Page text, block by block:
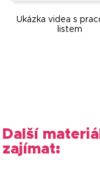
Ukázka videa s
listem
Další
zajímat: